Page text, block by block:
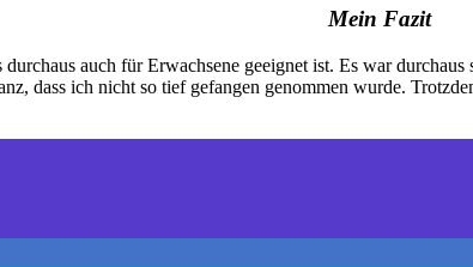
Mein Fazit
durchaus auch für Erwachsene geeignet ist. Es war
dass ich nicht so tief gefangen genommen wurde.